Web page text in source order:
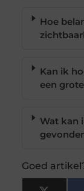
Hoe
Kan ik
een
Wat kan
Goed